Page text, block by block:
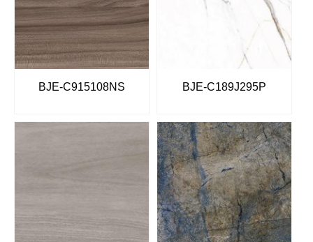
BJE-C915108NS BJE-C189J295P